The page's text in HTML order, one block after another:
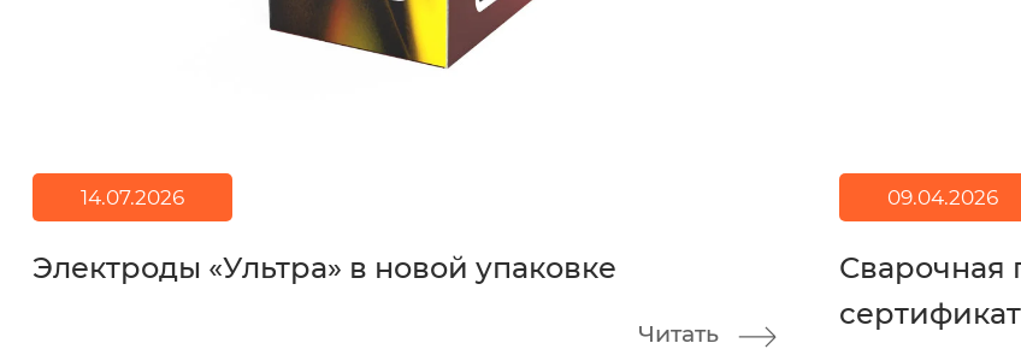
14.07.2026
Электроды «Ультра» в новой упаковке
Читать
09.04.2026
Сварочная